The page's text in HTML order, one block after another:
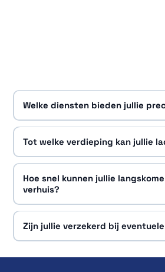
Welke diensten bieden jullie
volledige verhuisservices
internationale
Tot welke verdieping kan jullie
Hoe snel kunnen jullie
verhuis?
Zijn jullie verzekerd bij